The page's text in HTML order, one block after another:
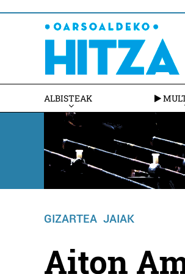
ALBISTEAK
GIZARTEA JAIAK
Aiton